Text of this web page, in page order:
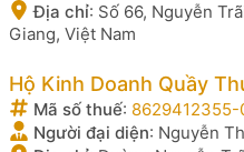
Địa chỉ: Số 66, Nguyễn
Giang, Việt Nam
Hộ Kinh Doanh Quầy
Mã số thuế: 8629412355-
Người đại diện: Nguyễn